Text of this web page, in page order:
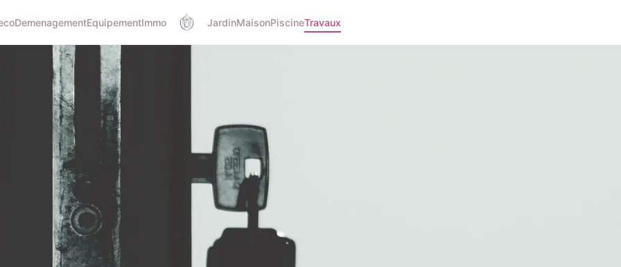
DemenagementEquipementImmo JardinMaisonPiscineTravaux